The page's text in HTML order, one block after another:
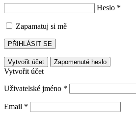
Heslo *
Zapamatuj si mě
PŘIHLÁSIT SE
Vytvořit účet Zapomenuté heslo
Vytvořit účet
Uživatelské jméno *
Email *